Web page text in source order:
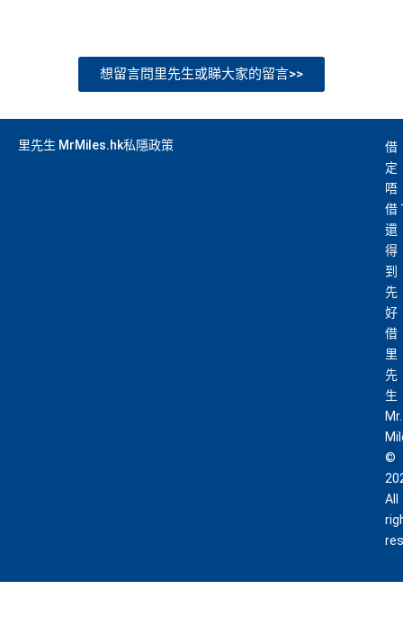
想留言問里先生或睇大家的留言>>
里先生 MrMiles.hk私隱政策
借
定
唔
借
還
得
到
先
好
借
里
先
生
Mr.
©
All